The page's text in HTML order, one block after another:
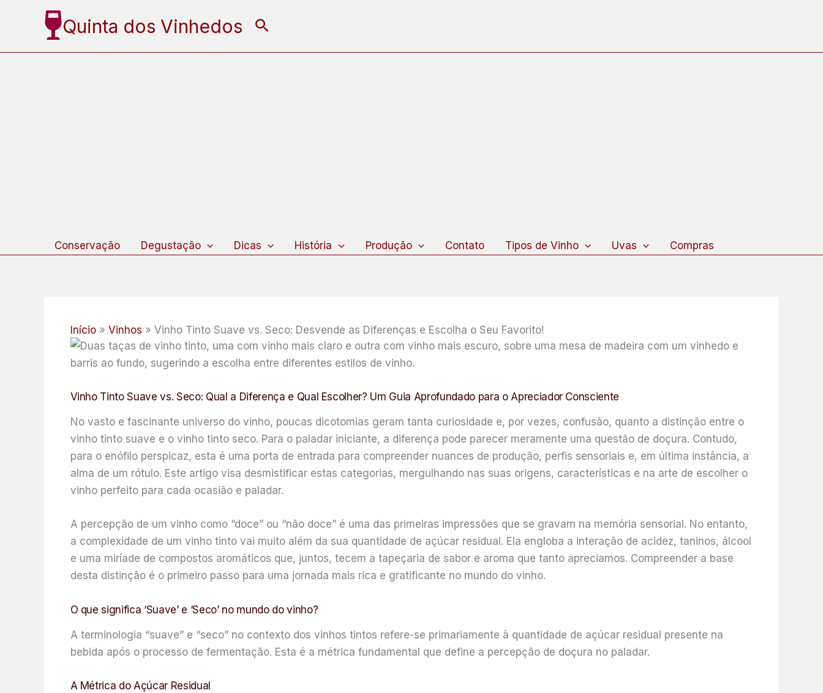
Quinta dos Vinhedos Pesquisar
Conservação Degustação Dicas História Produção Contato Tipos de Vinho Uvas Compras
Início Vinhos Vinho Tinto Suave vs. Seco: Desvende as Diferenças e Escolha o Seu Favorito!
Vinho Tinto Suave vs. Seco: Qual a Diferença e Qual Escolher? Um Guia Aprofundado para o Apreciador Consciente
No vasto e fascinante universo do vinho, poucas dicotomias geram tanta curiosidade e, por vezes, confusão, quanto a distinção entre o
vinho tinto suave e o vinho tinto seco. Para o paladar iniciante, a diferença pode parecer meramente uma questão de doçura. Contudo,
para o enófilo perspicaz, esta é uma porta de entrada para compreender nuances de produção, perfis sensoriais e, em última instância, a
alma de um rótulo. Este artigo visa desmistificar estas categorias, mergulhando nas suas origens, características e na arte de escolher o
vinho perfeito para cada ocasião e paladar.
A percepção de um vinho como “doce” ou “não doce” é uma das primeiras impressões que se gravam na memória sensorial. No entanto,
a complexidade de um vinho tinto vai muito além da sua quantidade de açúcar residual. Ela engloba a interação de acidez, taninos, álcool
e uma miríade de compostos aromáticos que, juntos, tecem a tapeçaria de sabor e aroma que tanto apreciamos. Compreender a base
desta distinção é o primeiro passo para uma jornada mais rica e gratificante no mundo do vinho.
O que significa ‘Suave’ e ‘Seco’ no mundo do vinho?
A terminologia “suave” e “seco” no contexto dos vinhos tintos refere-se primariamente à quantidade de açúcar residual presente na
bebida após o processo de fermentação. Esta é a métrica fundamental que define a percepção de doçura no paladar.
A Métrica do Açúcar Residual